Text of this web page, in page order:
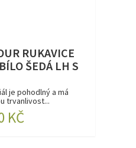
RUKAVICE
ŠEDÁ LH S
je pohodlný a má
trvanlivost...
KČ